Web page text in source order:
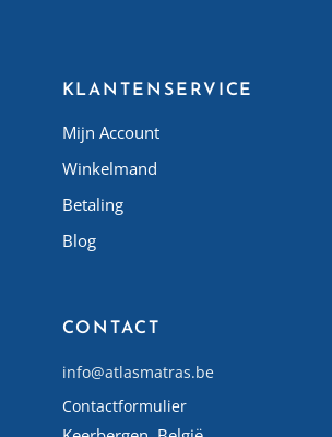
KLANTENSERVICE
Mijn Account
Winkelmand
Betaling
Blog
CONTACT
info@atlasmatras.be
Contactformulier